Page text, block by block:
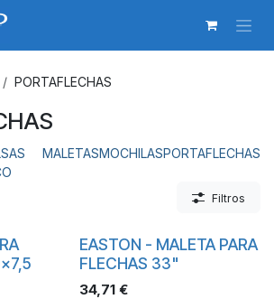
PORTAFLECHAS
MALETASMOCHILASPORTAFLECHAS
Filtros
EASTON - MALETA PARA
FLECHAS 33"
34,71€